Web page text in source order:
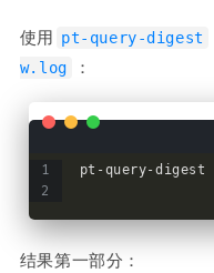
使用 pt-query-digest
w.log
：
pt -query-digest
结果第一部分：